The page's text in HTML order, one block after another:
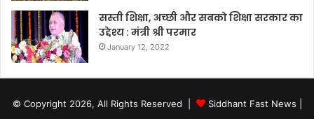
सस्ती शिक्षा, अच्छी और सबको शिक्षा सरकार का
उद्देश्य : मंत्री श्री परमार
January 12, 2022
© Copyright 2026, All Rights Reserved | Siddhant Fast News